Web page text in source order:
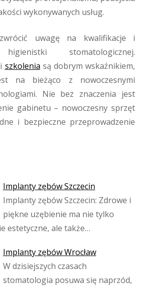
wykonywanych usług.
uwagę na kwalifikacje i
higienistki stomatologicznej.
szkolenia są dobrym wskaźnikiem,
na bieżąco z nowoczesnymi
Nie bez znaczenia jest
gabinetu – nowoczesny sprzęt
i bezpieczne przeprowadzenie
Implanty zębów Szczecin
Implanty zębów Szczecin: Zdrowe i
piękne uzębienie ma nie tylko
estetyczne, ale także…
Implanty zębów Wrocław
W dzisiejszych czasach
stomatologia posuwa się naprzód,